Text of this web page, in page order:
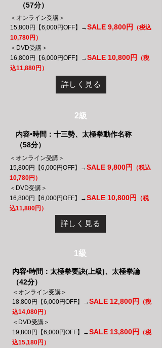
（57分）
＜オンライン受講＞
15,800円【6,000円OFF】→SALE 9,800円
（税込
10,780円）
＜DVD受講＞
16,800円【6,000円OFF】→SALE 10,800円
（税
込11,880円）
詳しく見る
2級
内容•時間：十三勢、太極拳動作名称
（58分）
＜オンライン受講＞
15,800円【6,000円OFF】→SALE 9,800円
（税込
10,780円）
＜DVD受講＞
16,800円【6,000円OFF】→SALE 10,800円
（税
込11,880円）
詳しく見る
1級
内容•時間：太極拳要訣(上級)、太極拳論
（42分）
＜オンライン受講＞
18,800円【6,000円OFF】→SALE 12,800円
（税
込14,080円）
＜DVD受講＞
19,800円【6,000円OFF】→SALE 13,800円
（税
込15,180円）